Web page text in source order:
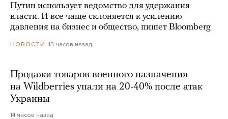
Путин использует ведомство для удержания
власти. И все чаще склоняется к усилению
давления на бизнес и общество, пишет Bloomberg
НОВОСТИ 13 часов назад
Продажи товаров военного назначения
на Wildberries упали на 20-40% после атак
Украины
14 часов назад